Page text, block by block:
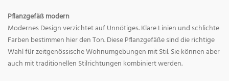
Pflanzgefäß modern
Modernes Design verzichtet auf Unnötiges. Klare Linien und schlichte
Farben bestimmen hier den Ton. Diese Pflanzgefäße sind die richtige
Wahl für zeitgenössische Wohnumgebungen mit Stil. Sie können aber
auch mit traditionellen Stilrichtungen kombiniert werden.